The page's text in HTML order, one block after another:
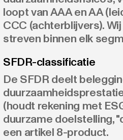
loopt van AAA en AA
CCC (achterblijvers).
streven binnen elk
SFDR-classificatie
De SFDR deelt
(houdt rekening met
duurzame doelstelling,
een artikel 8-product.